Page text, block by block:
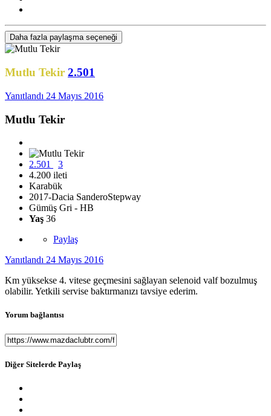
Daha fazla paylaşma seçeneği
Mutlu Tekir 2.501
Yanıtlandı 24 Mayıs 2016
Mutlu Tekir
2.501
3
4.200 ileti
Karabük
2017-Dacia SanderoStepway
Gümüş Gri - HB
Yaş 36
Paylaş
Yanıtlandı 24 Mayıs 2016
Km yüksekse 4. vitese geçmesini sağlayan selenoid valf bozulmuş
olabilir. Yetkili servise baktırmanızı tavsiye ederim.
Yorum bağlantısı
Diğer Sitelerde Paylaş